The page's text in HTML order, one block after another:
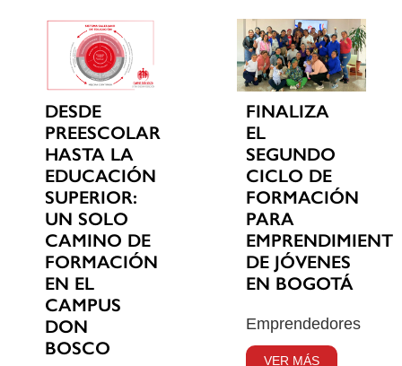
DESDE
PREESCOLAR
HASTA LA
EDUCACIÓN
SUPERIOR:
UN SOLO
CAMINO DE
FORMACIÓN
EN EL
CAMPUS
DON
BOSCO
FINALIZA
EL
SEGUNDO
CICLO DE
FORMACIÓN
PARA
DE JÓVENES
EN BOGOTÁ
Emprendedores
VER MÁS